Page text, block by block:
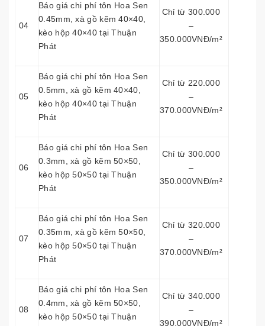
04
Báo giá chi phí tôn Hoa Sen
0.45mm, xà gồ kẽm 40×40,
kèo hộp 40×40 tại Thuận
Phát
Chỉ từ 300.000
–
350.000VNĐ/m²
05
Báo giá chi phí tôn Hoa Sen
0.5mm, xà gồ kẽm 40×40,
kèo hộp 40×40 tại Thuận
Phát
Chỉ từ 220.000
–
370.000VNĐ/m²
06
Báo giá chi phí tôn Hoa Sen
0.3mm, xà gồ kẽm 50×50,
kèo hộp 50×50 tại Thuận
Phát
Chỉ từ 300.000
–
350.000VNĐ/m²
07
Báo giá chi phí tôn Hoa Sen
0.35mm, xà gồ kẽm 50×50,
kèo hộp 50×50 tại Thuận
Phát
Chỉ từ 320.000
–
370.000VNĐ/m²
08
Báo giá chi phí tôn Hoa Sen
0.4mm, xà gồ kẽm 50×50,
kèo hộp 50×50 tại Thuận
Chỉ từ 340.000
–
390.000VNĐ/m²